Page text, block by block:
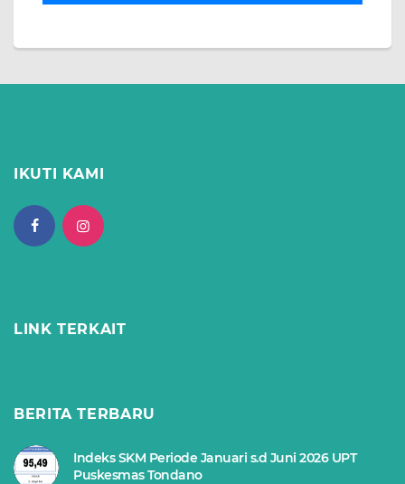
IKUTI KAMI
LINK TERKAIT
BERITA TERBARU
Indeks SKM Periode Januari s.d Juni 2026 UPT
Puskesmas Tondano